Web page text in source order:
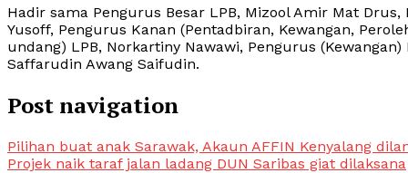
Hadir sama Pengurus Besar LPB, Mizool Amir Mat
Yusoff, Pengurus Kanan (Pentadbiran, Kewangan,
undang) LPB, Norkartiny Nawawi, Pengurus
Saffarudin Awang Saifudin.
Post navigation
Pilihan buat anak Sarawak, Akaun AFFIN Kenyalang
Projek naik taraf jalan ladang DUN Saribas giat dilaksana